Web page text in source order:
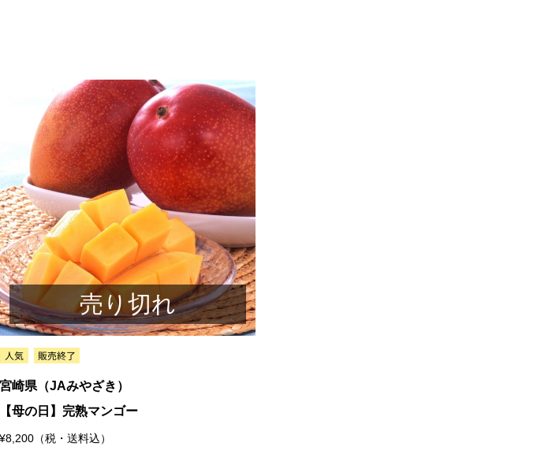
売り切れ
宮崎県（JAみやざき）
【母の日】完熟マンゴー
¥8,200（税・送料込）